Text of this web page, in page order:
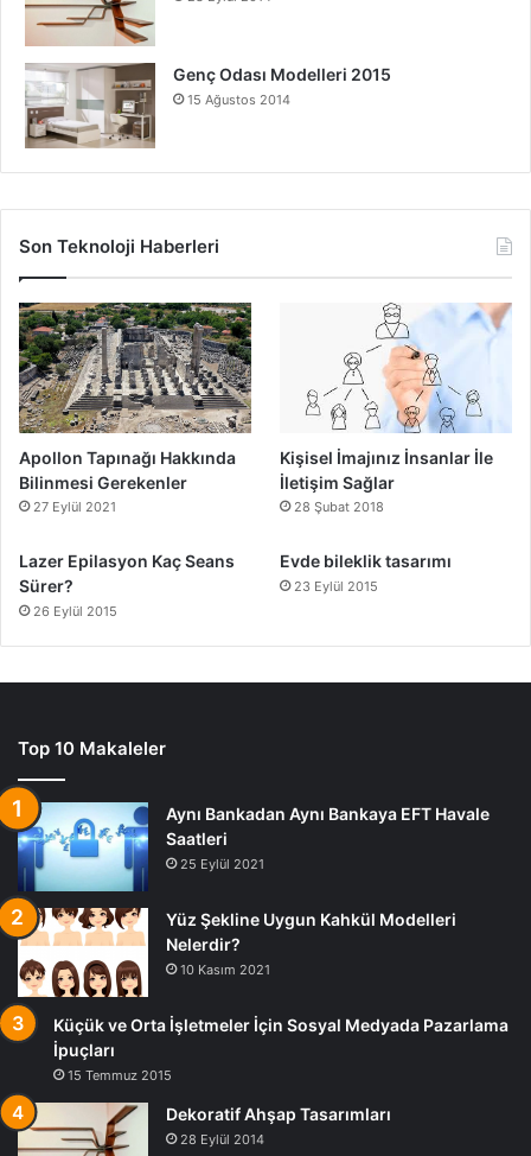
hamilelikte neden vazgeçilmez olduğunu net bir şekilde
ortaya koymaktadır. Omega-3 kaynaklarını dengeli bir
şekilde tüketerek, bebeğinizin ve sizin sağlığınızı en iyi
şekilde destekleyebilirsiniz.
Genç Odası Modelleri 2015
15 Ağustos 2014
Son Teknoloji Haberleri
Apollon Tapınağı Hakkında
Bilinmesi Gerekenler
27 Eylül 2021
Kişisel İmajınız İnsanlar İle
İletişim Sağlar
28 Şubat 2018
Lazer Epilasyon Kaç Seans
Sürer?
26 Eylül 2015
Evde bileklik tasarımı
23 Eylül 2015
Top 10 Makaleler
Aynı Bankadan Aynı Bankaya EFT Havale
Saatleri
25 Eylül 2021
Yüz Şekline Uygun Kahkül Modelleri
Nelerdir?
10 Kasım 2021
Küçük ve Orta İşletmeler İçin Sosyal Medyada Pazarlama
İpuçları
15 Temmuz 2015
Dekoratif Ahşap Tasarımları
28 Eylül 2014